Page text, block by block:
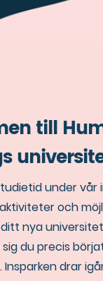
till
under vår
och
nya
du precis
drar